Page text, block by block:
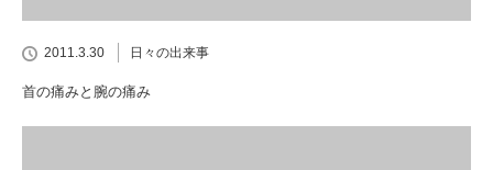
2011.3.30 日々の出来事
首の痛みと腕の痛み